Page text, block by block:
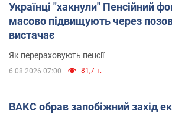
Українці "хакнули" Пенсійний
масово підвищують через
вистачає
Як перераховують пенсії
6.08.2026 07:00 81,7 т.
ВАКС обрав запобіжний захід експосолці